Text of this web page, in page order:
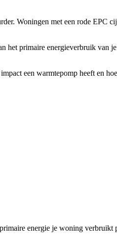
Woningen met een rode EPC
het primaire energieverbruik van
een warmtepomp heeft en
energie je woning verbruikt